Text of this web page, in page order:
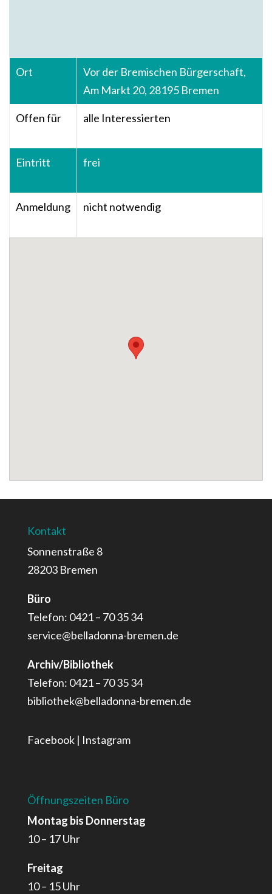
Ort
Vor der Bremischen Bürgerschaft,
Am Markt 20, 28195 Bremen
Offen für alle Interessierten
Eintritt frei
Anmeldung nicht notwendig
Kontakt
Sonnenstraße 8
28203 Bremen
Büro
Telefon: 0421 – 70 35 34
service@belladonna-bremen.de
Archiv/Bibliothek
Telefon: 0421 – 70 35 34
bibliothek@belladonna-bremen.de
Facebook| Instagram
Öffnungszeiten Büro
Montag bis Donnerstag
10 – 17 Uhr
Freitag
10 – 15 Uhr